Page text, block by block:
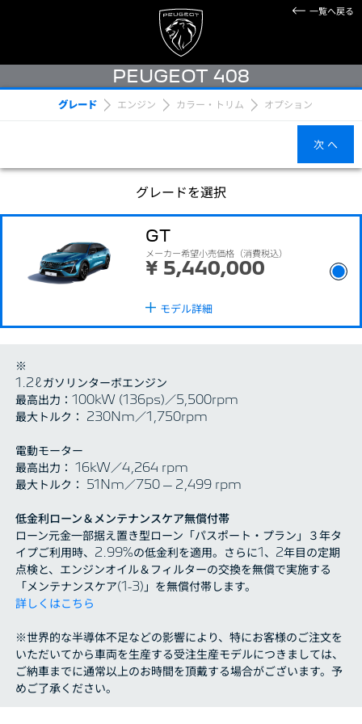
一覧へ戻る
PEUGEOT 408
グレード エンジン カラー・トリム オプション
次 へ
グレードを選択
GT
メーカー希望小売価格（消費税込）
¥ 5,440,000
モデル詳細
※
1.2ℓガソリンターボエンジン
最高出力：100kW (136ps)／5,500rpm
最大トルク： 230Nm／1,750rpm
電動モーター
最高出力： 16kW／4,264 rpm
最大トルク： 51Nm／750 – 2,499 rpm
低金利ローン＆メンテナンスケア無償付帯
ローン元金一部据え置き型ローン「パスポート・プラン」３年タ
イプご利用時、2.99%の低金利を適用。さらに1、2年目の定期
点検と、エンジンオイル＆フィルターの交換を無償で実施する
「メンテナンスケア(1-3)」を無償付帯します。
詳しくはこちら
※世界的な半導体不足などの影響により、特にお客様のご注文を
いただいてから車両を生産する受注生産モデルにつきましては、
ご納車までに通常以上のお時間を頂戴する場合がございます。予
めご了承ください。